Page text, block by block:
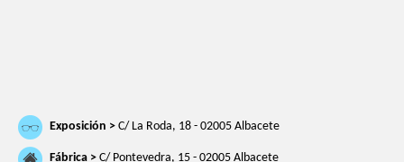
Exposición > C/ La Roda, 18 - 02005 Albacete
Fábrica > C/ Pontevedra, 15 - 02005 Albacete